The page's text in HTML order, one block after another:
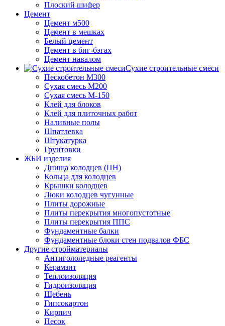
Плоский шифер
Цемент
Цемент м500
Цемент в мешках
Белый цемент
Цемент в биг-бэгах
Цемент навалом
Сухие строительные смеси
Пескобетон М300
Сухая смесь М200
Сухая смесь М-150
Клей для блоков
Клей для плиточных работ
Наливные полы
Шпатлевка
Штукатурка
Грунтовки
ЖБИ изделия
Днища колодцев (ПН)
Кольца для колодцев
Крышки колодцев
Люки колодцев чугунные
Плиты дорожные
Плиты перекрытия многопустотные
Плиты перекрытия ППС
Фундаментные балки
Фундаментные блоки стен подвалов ФБС
Другие стройматериалы
Антигололедные реагенты
Керамзит
Теплоизоляция
Гидроизоляция
Щебень
Гипсокартон
Кирпич
Песок